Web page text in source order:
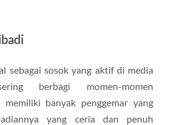
sebagai sosok yang aktif di media
berbagi momen-momen
memiliki banyak penggemar yang
yang ceria dan penuh